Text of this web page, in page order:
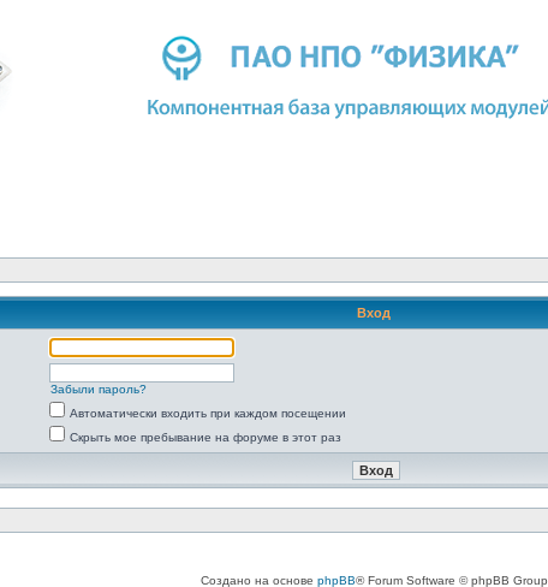
Вход
Забыли пароль?
Автоматически входить при каждом посещении
Скрыть мое пребывание на форуме в этот раз
Создано на основе phpBB® Forum Software © phpBB Group